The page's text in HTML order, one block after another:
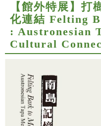
【館外特展】打
化連結 Felting
: Austronesian
Cultural